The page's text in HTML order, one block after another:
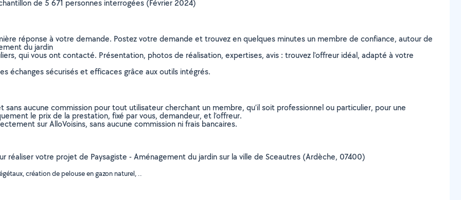
de 5 671 personnes interrogées (Février 2024)
réponse à votre demande. Postez votre demande et trouvez en quelques minutes un membre de confiance, autour de
du jardin
qui vous ont contacté. Présentation, photos de réalisation, expertises, avis : trouvez l'offreur idéal, adapté à votre
échanges sécurisés et efficaces grâce aux outils intégrés.
aucune commission pour tout utilisateur cherchant un membre, qu’il soit professionnel ou particulier, pour une
le prix de la prestation, fixé par vous, demandeur, et l’offreur.
sur AlloVoisins, sans aucune commission ni frais bancaires.
réaliser votre projet de Paysagiste - Aménagement du jardin sur la ville de Sceautres (Ardèche, 07400)
création de pelouse en gazon naturel, ..